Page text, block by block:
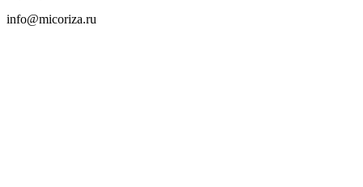
info@micoriza.ru